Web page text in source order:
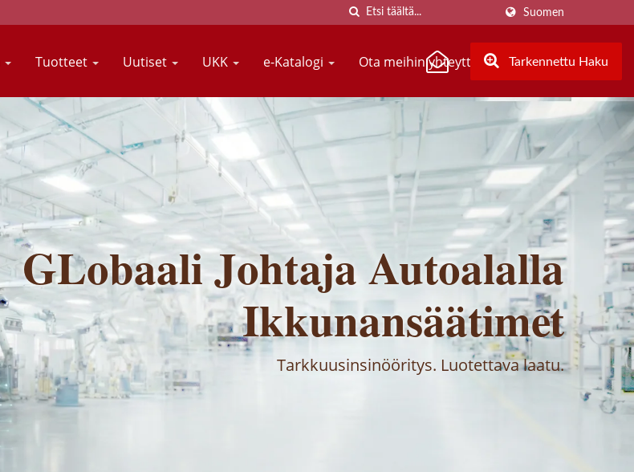
Suomen
Tuotteet Uutiset UKK e-Katalogi Ota meihin yhteyttä Tarkennettu Haku
GLobaali Johtaja Autoalalla
Ikkunansäätimet
Tarkkuusinsinööritys. Luotettava laatu.